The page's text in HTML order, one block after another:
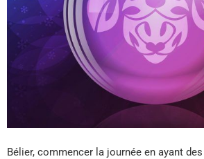
Bélier, commencer la journée en ayant